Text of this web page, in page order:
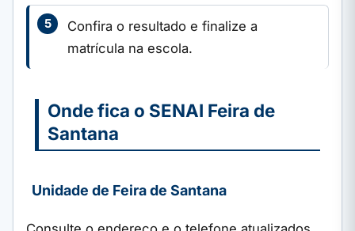
Confira o resultado e finalize a
matrícula na escola.
Onde fica o SENAI Feira de
Santana
Unidade de Feira de Santana